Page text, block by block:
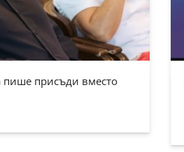
пише присъди вместо